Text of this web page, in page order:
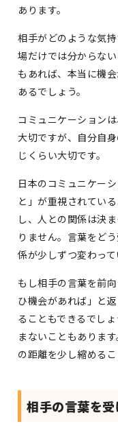
あります。
相手がどのような気
場だけでは分からな
もあれば、本当に機
あるでしょう。
コミュニケーション
大切ですが、自分自
じくらい大切です。
日本のコミュニケー
と」が重視されてい
し、人との関係は決
りません。言葉をど
係が少しずつ変わって
もし相手の言葉を前
ひ機会があれば」と
ることもできるでし
まないこともありま
の距離を少し縮めるこ
相手の言葉を